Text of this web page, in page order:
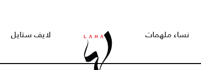
نساء ملهمات لايف ستايل